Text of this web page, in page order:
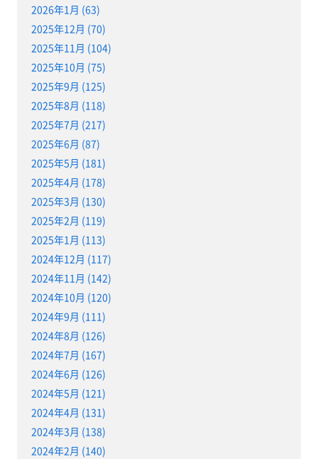
2026年1月 (63)
2025年12月 (70)
2025年11月 (104)
2025年10月 (75)
2025年9月 (125)
2025年8月 (118)
2025年7月 (217)
2025年6月 (87)
2025年5月 (181)
2025年4月 (178)
2025年3月 (130)
2025年2月 (119)
2025年1月 (113)
2024年12月 (117)
2024年11月 (142)
2024年10月 (120)
2024年9月 (111)
2024年8月 (126)
2024年7月 (167)
2024年6月 (126)
2024年5月 (121)
2024年4月 (131)
2024年3月 (138)
2024年2月 (140)